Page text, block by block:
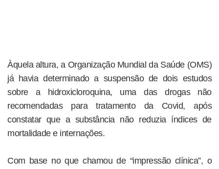
Àquela altura, a Organização Mundial da Saúde (OMS)
já havia determinado a suspensão de dois estudos
sobre a hidroxicloroquina, uma das drogas não
recomendadas para tratamento da Covid, após
constatar que a substância não reduzia índices de
mortalidade e internações.
Com base no que chamou de “impressão clínica”, o